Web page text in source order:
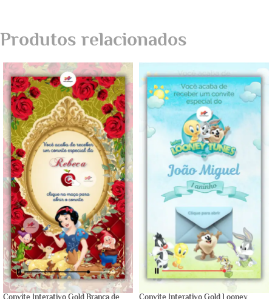
Produtos relacionados
Convite Interativo Gold Branca de
Convite Interativo Gold Looney